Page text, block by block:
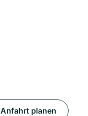
Anfahrt planen